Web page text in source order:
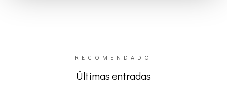
RECOMENDADO
Últimas entradas